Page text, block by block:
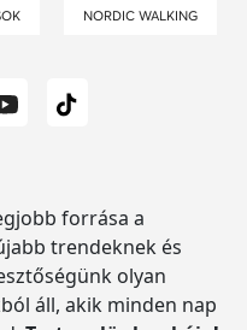
NORDIC WALKING
forrása a
trendeknek és
olyan
áll, akik minden nap